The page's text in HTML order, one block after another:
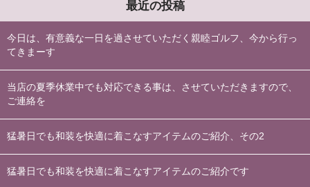
最近の投稿
今日は、有意義な一日を過させていただく親睦ゴルフ、今から行っ
てきまーす
当店の夏季休業中でも対応できる事は、させていただきますので、
ご連絡を
猛暑日でも和装を快適に着こなすアイテムのご紹介、その2
猛暑日でも和装を快適に着こなすアイテムのご紹介です